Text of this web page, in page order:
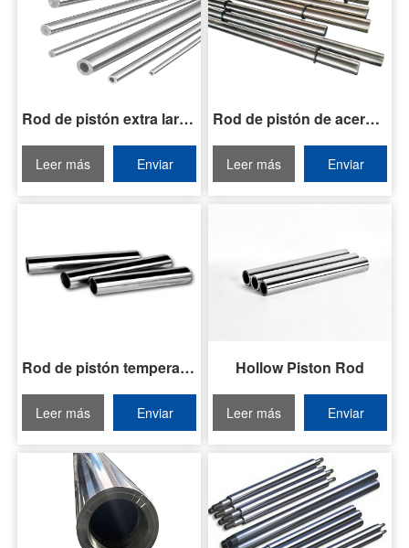
Rod de pistón extra largo de gran diámetro
Leer más
Enviar
consulta
Rod de pistón de acero Ck45
Leer más
Enviar
consulta
Rod de pistón temperado y templado
Leer más
Enviar
consulta
Hollow Piston Rod
Leer más
Enviar
consulta